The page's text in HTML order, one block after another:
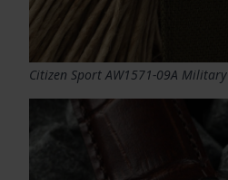
Citizen Sport AW1571-09A Military